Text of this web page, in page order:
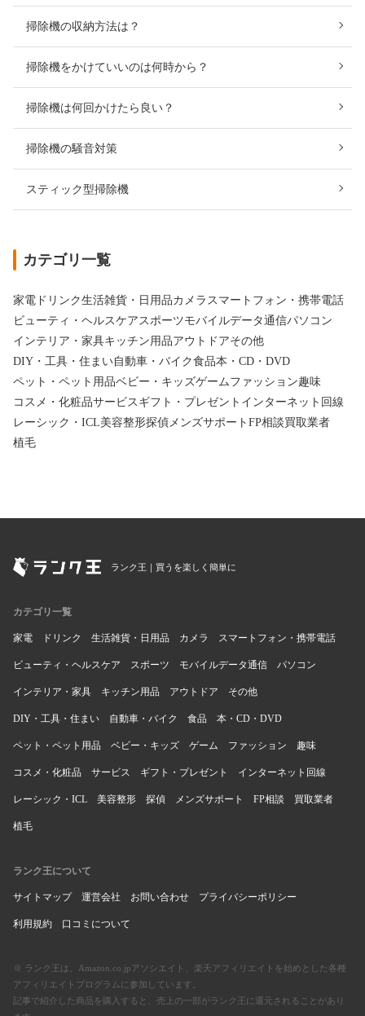
掃除機の収納方法は？
掃除機をかけていいのは何時から？
掃除機は何回かけたら良い？
掃除機の騒音対策
スティック型掃除機
カテゴリ一覧
家電 ドリンク生活雑貨・日用品カメラ スマートフォン・携帯電話
ビューティ・ヘルスケア スポーツモバイルデータ通信パソコン
インテリア・家具キッチン用品アウトドアその他
DIY・工具・住まい自動車・バイク食品本・CD・DVD
ペット・ペット用品ベビー・キッズゲーム ファッション趣味
コスメ・化粧品サービス ギフト・プレゼント インターネット回線
レーシック・ICL美容整形探偵 メンズサポート FP相談買取業者
植毛
ランク王｜買うを楽しく簡単に
カテゴリ一覧
家電 ドリンク 生活雑貨・日用品 カメラ スマートフォン・携帯電話
ビューティ・ヘルスケア スポーツ モバイルデータ通信 パソコン
インテリア・家具 キッチン用品 アウトドア その他
DIY・工具・住まい 自動車・バイク 食品 本・CD・DVD
ペット・ペット用品 ベビー・キッズ ゲーム ファッション 趣味
コスメ・化粧品 サービス ギフト・プレゼント インターネット回線
レーシック・ICL 美容整形 探偵 メンズサポート FP相談 買取業者
植毛
ランク王について
サイトマップ 運営会社 お問い合わせ プライバシーポリシー
利用規約 口コミについて
※ ランク王は、Amazon.co.jpアソシエイト、楽天アフィリエイトを始めとした各種
アフィリエイトプログラムに参加しています。
記事で紹介した商品を購入すると、売上の一部がランク王に還元されることがあり